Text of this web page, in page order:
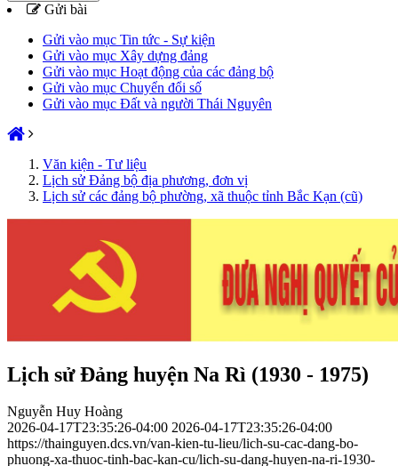
Gửi bài
Gửi vào mục Tin tức - Sự kiện
Gửi vào mục Xây dựng đảng
Gửi vào mục Hoạt động của các đảng bộ
Gửi vào mục Chuyển đổi số
Gửi vào mục Đất và người Thái Nguyên
Văn kiện - Tư liệu
Lịch sử Đảng bộ địa phương, đơn vị
Lịch sử các đảng bộ phường, xã thuộc tỉnh Bắc Kạn (cũ)
Lịch sử Đảng huyện Na Rì (1930 - 1975)
Nguyễn Huy Hoàng
2026-04-17T23:35:26-04:00 2026-04-17T23:35:26-04:00
https://thainguyen.dcs.vn/van-kien-tu-lieu/lich-su-cac-dang-bo-
phuong-xa-thuoc-tinh-bac-kan-cu/lich-su-dang-huyen-na-ri-1930-